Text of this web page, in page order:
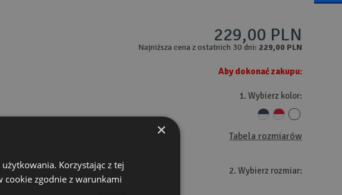
229,00 PLN
Najniższa cena z ostatnich 30 dni: 229,00 PLN
Aby dokonać zakupu:
1. Wybierz kolor:
Tabela rozmiarów
2. Wybierz rozmiar:
×
Korzystając z tej
cookie zgodnie z warunkami